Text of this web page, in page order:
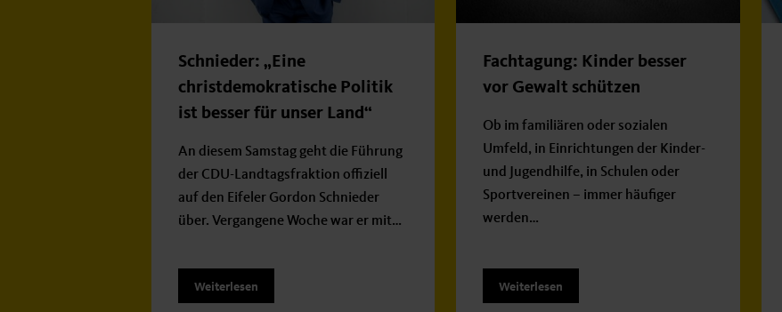
Schnieder: „Eine
christdemokratische Politik
ist besser für unser Land“
An diesem Samstag geht die Führung
der CDU-Landtagsfraktion offiziell
auf den Eifeler Gordon Schnieder
über. Vergangene Woche war er mit…
Weiterlesen
Fachtagung: Kinder besser
vor Gewalt schützen
Ob im familiären oder sozialen
Umfeld, in Einrichtungen der Kinder-
und Jugendhilfe, in Schulen oder
Sportvereinen – immer häufiger
werden…
Weiterlesen